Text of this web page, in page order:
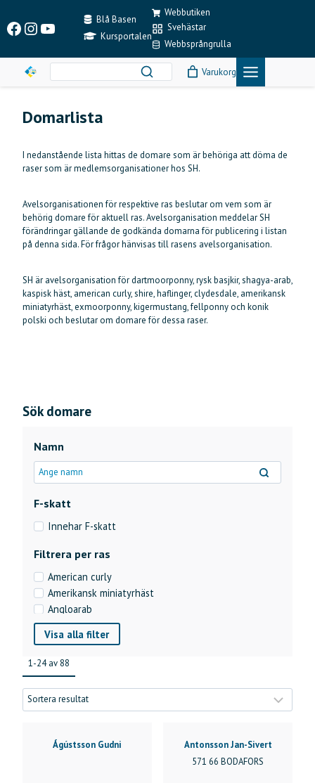
content
Facebook
Instagram
YouTubeBlå Basen
Kursportalen
Webbutiken
Svehästar
Webbsprångrulla
Varukorg
Domarlista
I nedanstående lista hittas de domare som är behöriga att döma de
raser som är medlemsorganisationer hos SH.
Avelsorganisationen för respektive ras beslutar om vem som är
behörig domare för aktuell ras. Avelsorganisation meddelar SH
förändringar gällande de godkända domarna för publicering i listan
på denna sida. För frågor hänvisas till rasens avelsorganisation.
SH är avelsorganisation för dartmoorponny, rysk basjkir, shagya-arab,
kaspisk häst, american curly, shire, haflinger, clydesdale, amerikansk
miniatyrhäst, exmoorponny, kigermustang, fellponny och konik
polski och beslutar om domare för dessa raser.
Sök domare
Namn F-skatt Filtrera per ras American curly Amerikansk miniatyrhäst
Namn
F-skatt
Innehar F-skatt
Filtrera per ras
American curly
Amerikansk miniatyrhäst
Angloarab
Angloarab (50p)
Arabiskt fullblod
Ardenner
Basjkirhäst
Clydesdale
Connemara
Exmoor (Utb 2021 – ej ex. engelsk domare, dispens
Visa alla filter
1-24 av 88
Ágústsson Gudni
Antonsson Jan-Sivert
571 66 BODAFORS